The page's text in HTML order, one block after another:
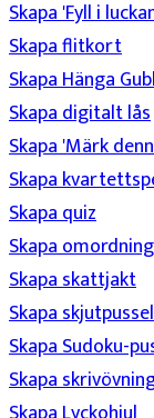
Skapa 'Fyll i
Skapa flitkort
Skapa Hänga
Skapa digitalt lås
Skapa 'Märk
Skapa
Skapa quiz
Skapa
Skapa skattjakt
Skapa skjutpussel
Skapa Sudoku-
Skapa